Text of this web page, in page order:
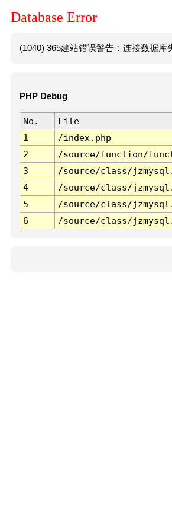
Database Error
(1040) 365建站错误警告：连接数据库
PHP Debug
No. File
1
/index.php
2
/source/function/
3
/source/class/
4
/source/class/
5
/source/class/
6
/source/class/